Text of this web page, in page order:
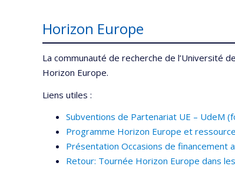
Horizon Europe
La communauté de recherche de l’Université
Horizon Europe.
Liens utiles :
Subventions de Partenariat UE – UdeM
Programme Horizon Europe et
Présentation Occasions de financement
Retour: Tournée Horizon Europe dans